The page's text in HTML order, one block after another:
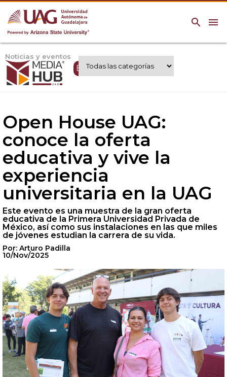
menu
search
Noticias y eventos
Expertos UAG
Open House UAG:
conoce la oferta
educativa y vive la
experiencia
universitaria en la UAG
Este evento es una muestra de la gran oferta
educativa de la Primera Universidad Privada de
México, así como sus instalaciones en las que miles
de jóvenes estudian la carrera de su vida.
Por: Arturo Padilla
10/Nov/2025